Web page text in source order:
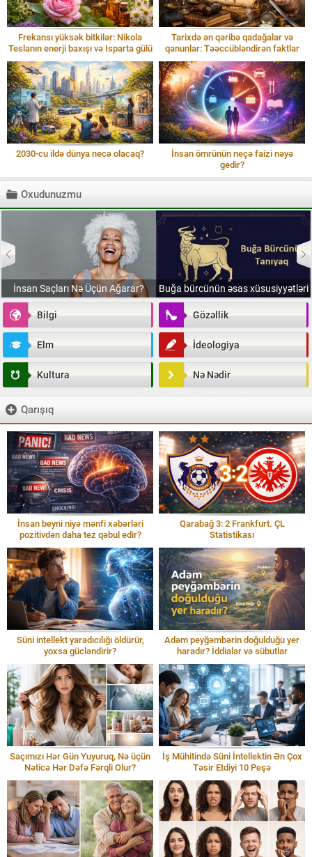
Frekansı yüksək bitkilər: Nikola
Teslanın enerji baxışı və Isparta gülü
Tarixdə ən qəribə qadağalar və
qanunlar: Təəccübləndirən faktlar
2030-cu ildə dünya necə olacaq?
İnsan ömrünün neçə faizi nəyə
gedir?
Oxudunuzmu
İnsan Saçları Nə Üçün Ağarar? Buğa bürcünün əsas xüsusiyyətləri
Bilgi Gözəllik
Elm İdeologiya
Kultura Nə Nədir
Qarışıq
İnsan beyni niyə mənfi xəbərləri
pozitivdən daha tez qəbul edir?
Qarabağ 3: 2 Frankfurt. ÇL
Statistikası
Süni intellekt yaradıcılığı öldürür,
yoxsa gücləndirir?
Adəm peyğəmbərin doğulduğu yer
haradır? İddialar və sübutlar
Saçımızı Hər Gün Yuyuruq, Nə üçün
Nəticə Hər Dəfə Fərqli Olur?
İş Mühitində Süni İntellektin Ən Çox
Təsir Etdiyi 10 Peşə